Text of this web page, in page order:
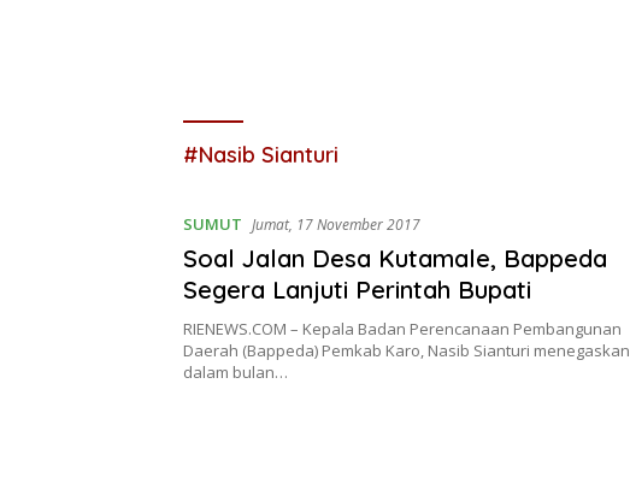
#Nasib Sianturi
SUMUT Jumat, 17 November 2017
Soal Jalan Desa Kutamale, Bappeda
Segera Lanjuti Perintah Bupati
RIENEWS.COM – Kepala Badan Perencanaan Pembangunan
Daerah (Bappeda) Pemkab Karo, Nasib Sianturi menegaskan
dalam bulan…